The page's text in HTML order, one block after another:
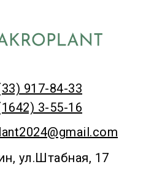
917-84-33
ул.Штабная, 17
3-55-16